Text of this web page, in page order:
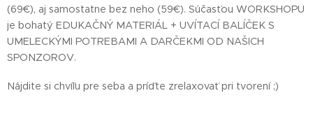
(69€), aj samostatne bez neho (59€). Súčasťou WORKSHOPU
je bohatý EDUKAČNÝ MATERIÁL + UVÍTACÍ BALÍČEK S
UMELECKÝMI POTREBAMI A DARČEKMI OD NAŠICH
SPONZOROV.
Nájdite si chvíľu pre seba a príďte zrelaxovať pri tvorení ;)